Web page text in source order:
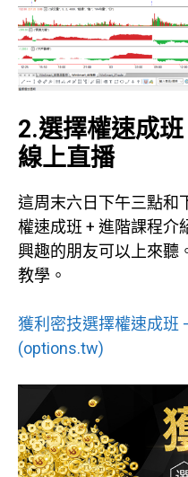
2.選擇權速成
線上直播
這周末六日下午三點和
權速成班 + 進階課程介
興趣的朋友可以上來聽
教學。
獲利密技選擇權速成班
(options.tw)